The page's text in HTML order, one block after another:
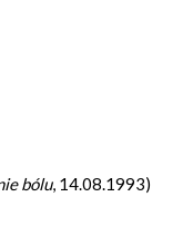
bólu, 14.08.1993)